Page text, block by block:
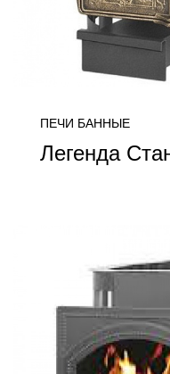
ПЕЧИ БАННЫЕ
Легенда